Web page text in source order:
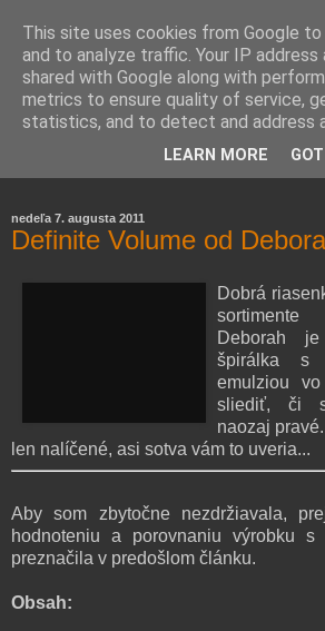
rozoberá témy o zdraví, živote a všetko
nedeľa 7. augusta 2011
Definite Volume od
Dobrá
sortimente
Deborah
špirálka s
emulziou
sliediť, či
naozaj
len nalíčené, asi sotva vám to uveria...
Aby som zbytočne nezdržiavala,
hodnoteniu a porovnaniu výrobku s
preznačila v predošlom článku.
Obsah:
This site uses cookies from Google
and to analyze traffic. Your IP address
shared with Google along with
metrics to ensure quality of service,
statistics, and to detect and address
LEARN MORE